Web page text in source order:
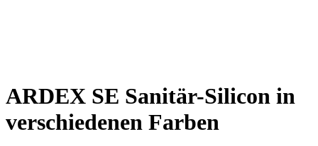
ARDEX SE Sanitär-Silicon in
verschiedenen Farben